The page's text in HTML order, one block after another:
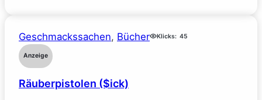
bei
wie
Geschmackssachen, Bücher Klicks: 45
Anzeige
Räuberpistolen ($ick)